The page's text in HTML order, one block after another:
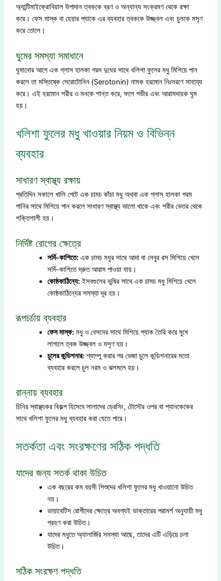
অ্যান্টিমাইক্রোবিয়াল উপাদান ত্বককে ব্রণ ও অন্যান্য সংক্রমণ থেকে রক্ষা
করে। ফেস মাস্ক বা হেয়ার প্যাকে এর ব্যবহার ত্বককে উজ্জ্বল এবং চুলকে মসৃণ
করে তোলে।
ঘুমের সমস্যা সমাধানে
ঘুমানোর আগে এক গ্লাস হালকা গরম দুধের সাথে খলিশা ফুলের মধু মিশিয়ে পান
করলে তা মস্তিষ্কে সেরোটোনিন (Serotonin) নামক হরমোন নিঃসরণে সাহায্য
করে। এই হরমোন শরীর ও মনকে শান্ত করে, ফলে গভীর এবং আরামদায়ক ঘুম
হয়।
খলিশা ফুলের মধু খাওয়ার নিয়ম ও বিভিন্ন
ব্যবহার
সাধারণ স্বাস্থ্য রক্ষায়
প্রতিদিন সকালে খালি পেটে এক চামচ কাঁচা মধু অথবা এক গ্লাস হালকা গরম
পানির সাথে মিশিয়ে পান করলে সাধারণ স্বাস্থ্য ভালো থাকে এবং শরীর ভেতর থেকে
শক্তিশালী হয়।
নির্দিষ্ট রোগের ক্ষেত্রে
সর্দি-কাশিতে: এক চামচ মধুর সাথে আদা বা লেবুর রস মিশিয়ে খেলে
সর্দি-কাশিতে দ্রুত আরাম পাওয়া যায়।
কোষ্ঠকাঠিন্যে:ইসবগুলের ভুষির সাথে এক চামচ মধু মিশিয়ে খেলে
কোষ্ঠকাঠিন্যের সমস্যা দূর হয়।
রূপচর্চায় ব্যবহার
ফেস মাস্ক: মধু ও বেসনের সাথে মিশিয়ে প্যাক তৈরি করে মুখে
লাগালে ত্বক উজ্জ্বল ও মসৃণ হয়।
চুলের কন্ডিশনার:শ্যাম্পু করার পর ভেজা চুলে কন্ডিশনারের মতো
ব্যবহার করলে চুল নরম ও ঝলমলে হয়।
রান্নায় ব্যবহার
চিনির স্বাস্থ্যকর বিকল্প হিসেবে সালাদের ড্রেসিং, টোস্টের ওপর বা প্যানকেকের
সাথে খলিশা ফুলের মধু ব্যবহার করা যেতে পারে।
সতর্কতা এবং সংরক্ষণের সঠিক পদ্ধতি
যাদের জন্য সতর্ক থাকা উচিত
এক বছরের কম বয়সী শিশুদের খলিশা ফুলের মধু খাওয়ানো উচিত
নয়।
ডায়াবেটিস রোগীদের ক্ষেত্রে অবশ্যই ডাক্তারের পরামর্শ অনুযায়ী মধু
গ্রহণ করা উচিত।
যাদের মধুতে অ্যালার্জির সমস্যা আছে, তাদের এটি এড়িয়ে চলা
উচিত।
সঠিক সংরক্ষণ পদ্ধতি